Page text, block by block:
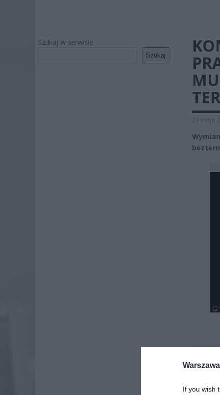
If you wish
Szukaj w serwisie
Szukaj
23 maja